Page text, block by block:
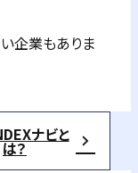
企業もありま
ナビと
は？